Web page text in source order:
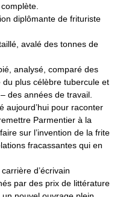
diplômante de frituriste
avalé des tonnes de
analysé, comparé des
du plus célèbre tubercule et
des années de travail.
aujourd’hui pour raconter
Parmentier à la
sur l’invention de la frite
fracassantes qui en
d’écrivain
par des prix de littérature